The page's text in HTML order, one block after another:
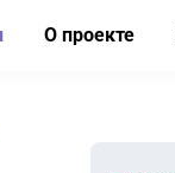
О проекте